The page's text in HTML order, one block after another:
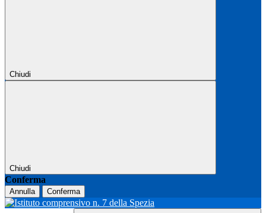
Chiudi
Chiudi
Conferma
Annulla Conferma